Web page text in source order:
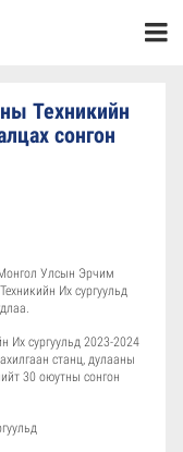
Техникийн
сонгон
Улсын Эрчим
Их сургуульд
Их сургуульд 2023-2024
станц, дулааны
30 оюутны сонгон